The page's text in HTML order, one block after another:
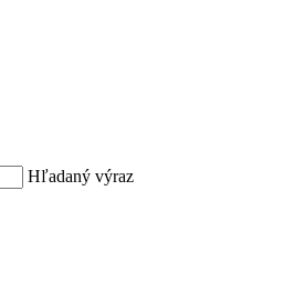
Hľadaný výraz